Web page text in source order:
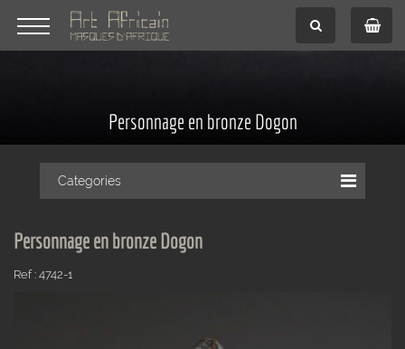
Personnage en bronze Dogon
Categories
Personnage en bronze Dogon
Ref : 4742-1